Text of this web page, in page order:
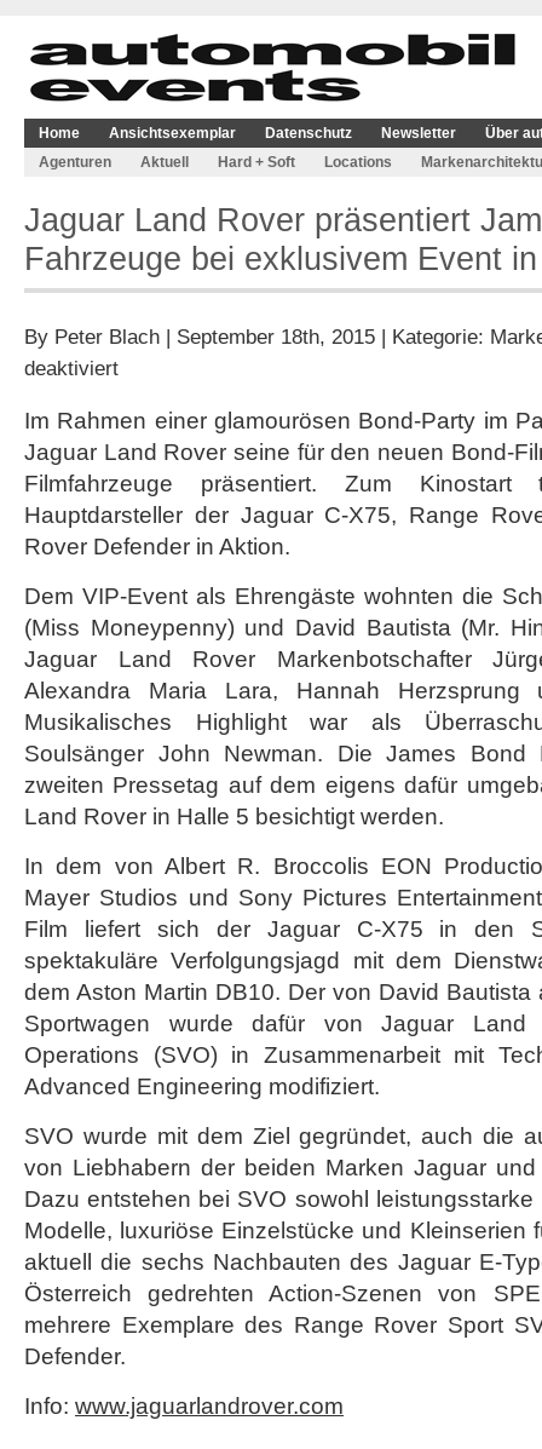
Home Ansichtsexemplar Datenschutz Newsletter
Über
Agenturen
Aktuell Hard + Soft Locations
Jaguar Land Rover präsentiert
Fahrzeuge bei exklusivem Event
By Peter Blach | September 18th, 2015 | Kategorie:
deaktiviertfür
Rover
präsentiert
Bond-
Fahrzeuge
bei
exklusivem
in
Frankfurt
Im Rahmen einer glamourösen Bond-Party im
Jaguar Land Rover seine für den neuen Bond-
Filmfahrzeuge präsentiert. Zum Kinostart
Hauptdarsteller der Jaguar C-X75, Range
Rover Defender in Aktion.
Dem VIP-Event als Ehrengäste wohnten die
(Miss Moneypenny) und David Bautista (Mr.
Jaguar Land Rover Markenbotschafter
Alexandra Maria Lara, Hannah
Musikalisches Highlight war als
Soulsänger John Newman. Die James Bond
zweiten Pressetag auf dem eigens dafür
Land Rover in Halle 5 besichtigt werden.
In dem von Albert R. Broccolis EON
Mayer Studios und Sony Pictures
Film liefert sich der Jaguar C-X75 in den
spektakuläre Verfolgungsjagd mit dem
dem Aston Martin DB10. Der von David Bautista
Sportwagen wurde dafür von Jaguar Land
Operations (SVO) in Zusammenarbeit mit
Advanced Engineering modifiziert.
SVO wurde mit dem Ziel gegründet, auch die
von Liebhabern der beiden Marken Jaguar
Dazu entstehen bei SVO sowohl
Modelle, luxuriöse Einzelstücke und Kleinserien
aktuell die sechs Nachbauten des Jaguar E-
Österreich gedrehten Action-Szenen von
mehrere Exemplare des Range Rover Sport
Defender.
Info: www.jaguarlandrover.com